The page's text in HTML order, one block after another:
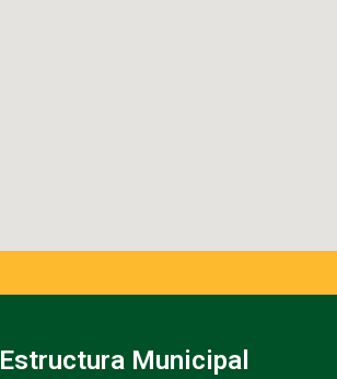
Estructura Municipal